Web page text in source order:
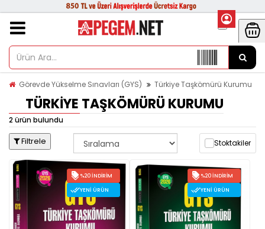
Görevde Yükselme Sınavları (GYS) Türkiye Taşkömürü Kurumu
TÜRKIYE TAŞKÖMÜRÜ KURUMU
2 ürün bulundu
Filtrele Stoktakiler
%20 İNDIRIM
YENI ÜRÜN
%20 İNDIRIM
YENI ÜRÜN